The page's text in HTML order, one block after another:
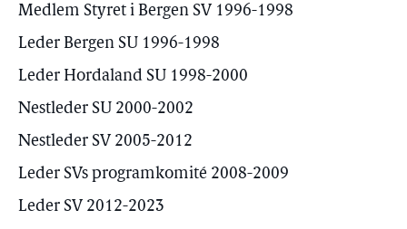
Medlem Styret i Bergen SV 1996-1998
Leder Bergen SU 1996-1998
Leder Hordaland SU 1998-2000
Nestleder SU 2000-2002
Nestleder SV 2005-2012
Leder SVs programkomité 2008-2009
Leder SV 2012-2023